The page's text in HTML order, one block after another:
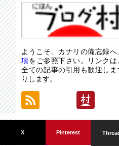
ようこそ、カナリの備忘録へ
項をご参照下さい。リンクは
全ての記事の引用も歓迎し
りします。
X Pinterest